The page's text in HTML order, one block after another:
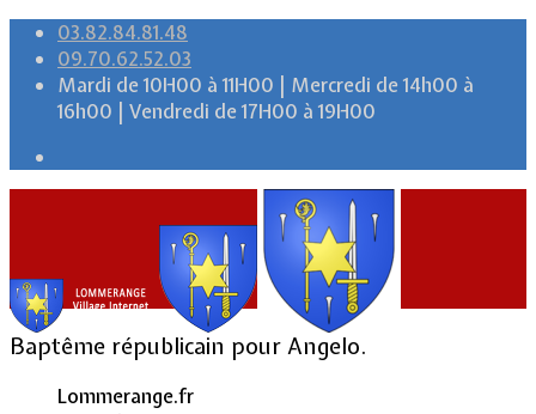
03.82.84.81.48
09.70.62.52.03
Mardi de 10H00 à 11H00 | Mercredi de 14h00 à
16h00 | Vendredi de 17H00 à 19H00
Baptême républicain pour Angelo.
Lommerange.fr